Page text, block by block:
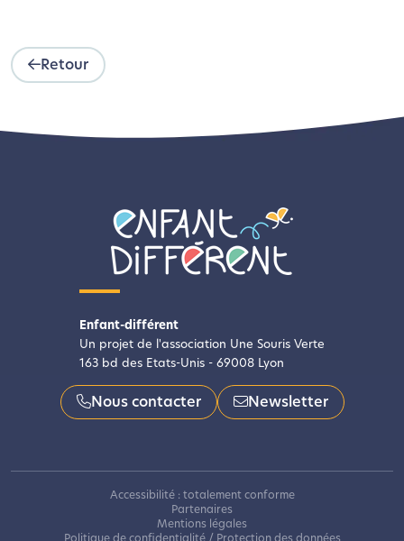
Retour
Enfant-différent
Un projet de l'association Une Souris Verte
163 bd des Etats-Unis - 69008 Lyon
Nous contacter Newsletter
Accessibilité : totalement conforme
Partenaires
Mentions légales
Politique de confidentialité / Protection des données